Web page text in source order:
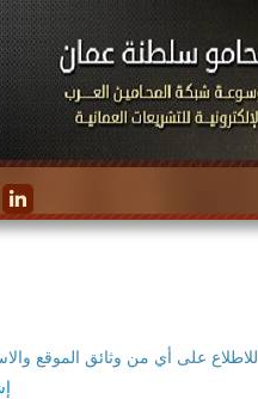
للاطلاع على أي من وثائق الموقع